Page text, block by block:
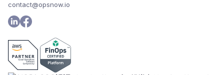
contact@opsnow.io